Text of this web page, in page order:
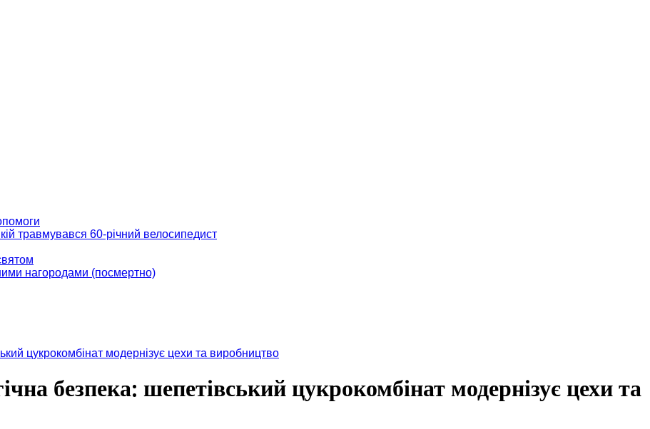
травмувався 60-річний велосипедист
нагородами (посмертно)
цукрокомбінат модернізує цехи та виробництво
безпека: шепетівський цукрокомбінат модернізує цехи та